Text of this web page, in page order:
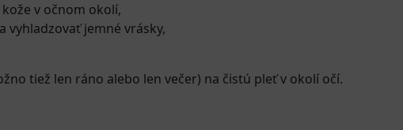
v očnom okolí,
vyhladzovať jemné vrásky,
tiež len ráno alebo len večer) na čistú pleť v okolí očí.